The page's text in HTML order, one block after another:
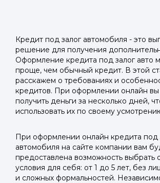
Кредит под залог автомобиля - это
решение для получения
Оформление кредита под залог авто
проще, чем обычный кредит. В этой
расскажем о требованиях и
кредитов. При оформлении онлайн
получить деньги за несколько дней,
использовать их по своему
При оформлении онлайн кредита под
автомобиля на сайте компании вам
предоставлена возможность выбрать
условия для себя: от 1 до 5 лет, без
и сложных формальностей.